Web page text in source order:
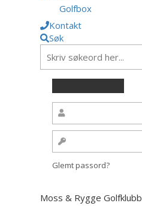
Golfbox
Kontakt
Søk
Glemt passord?
Moss & Rygge Golfklubb